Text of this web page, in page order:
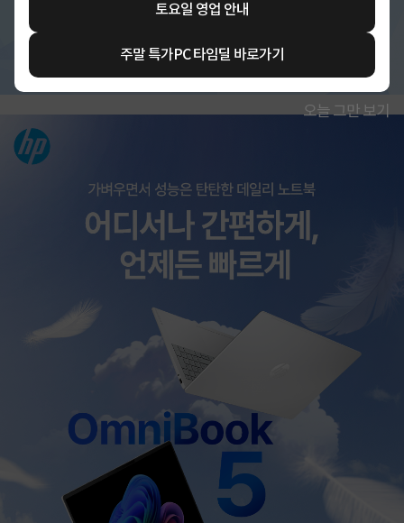
토요일 영업 안내
주말 특가PC 타임딜 바로가기
오늘 그만 보기